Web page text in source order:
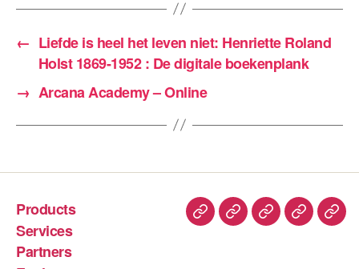
← Liefde is heel het leven niet: Henriette Roland
Holst 1869-1952 : De digitale boekenplank
→ Arcana Academy – Online
Products
Services
Partners